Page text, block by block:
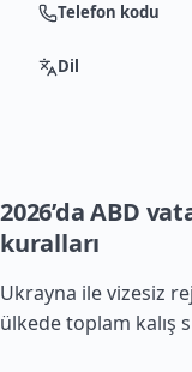
Telefon kodu
Dil
2026’da ABD
kuralları
Ukrayna ile vizesiz
ülkede toplam kalış